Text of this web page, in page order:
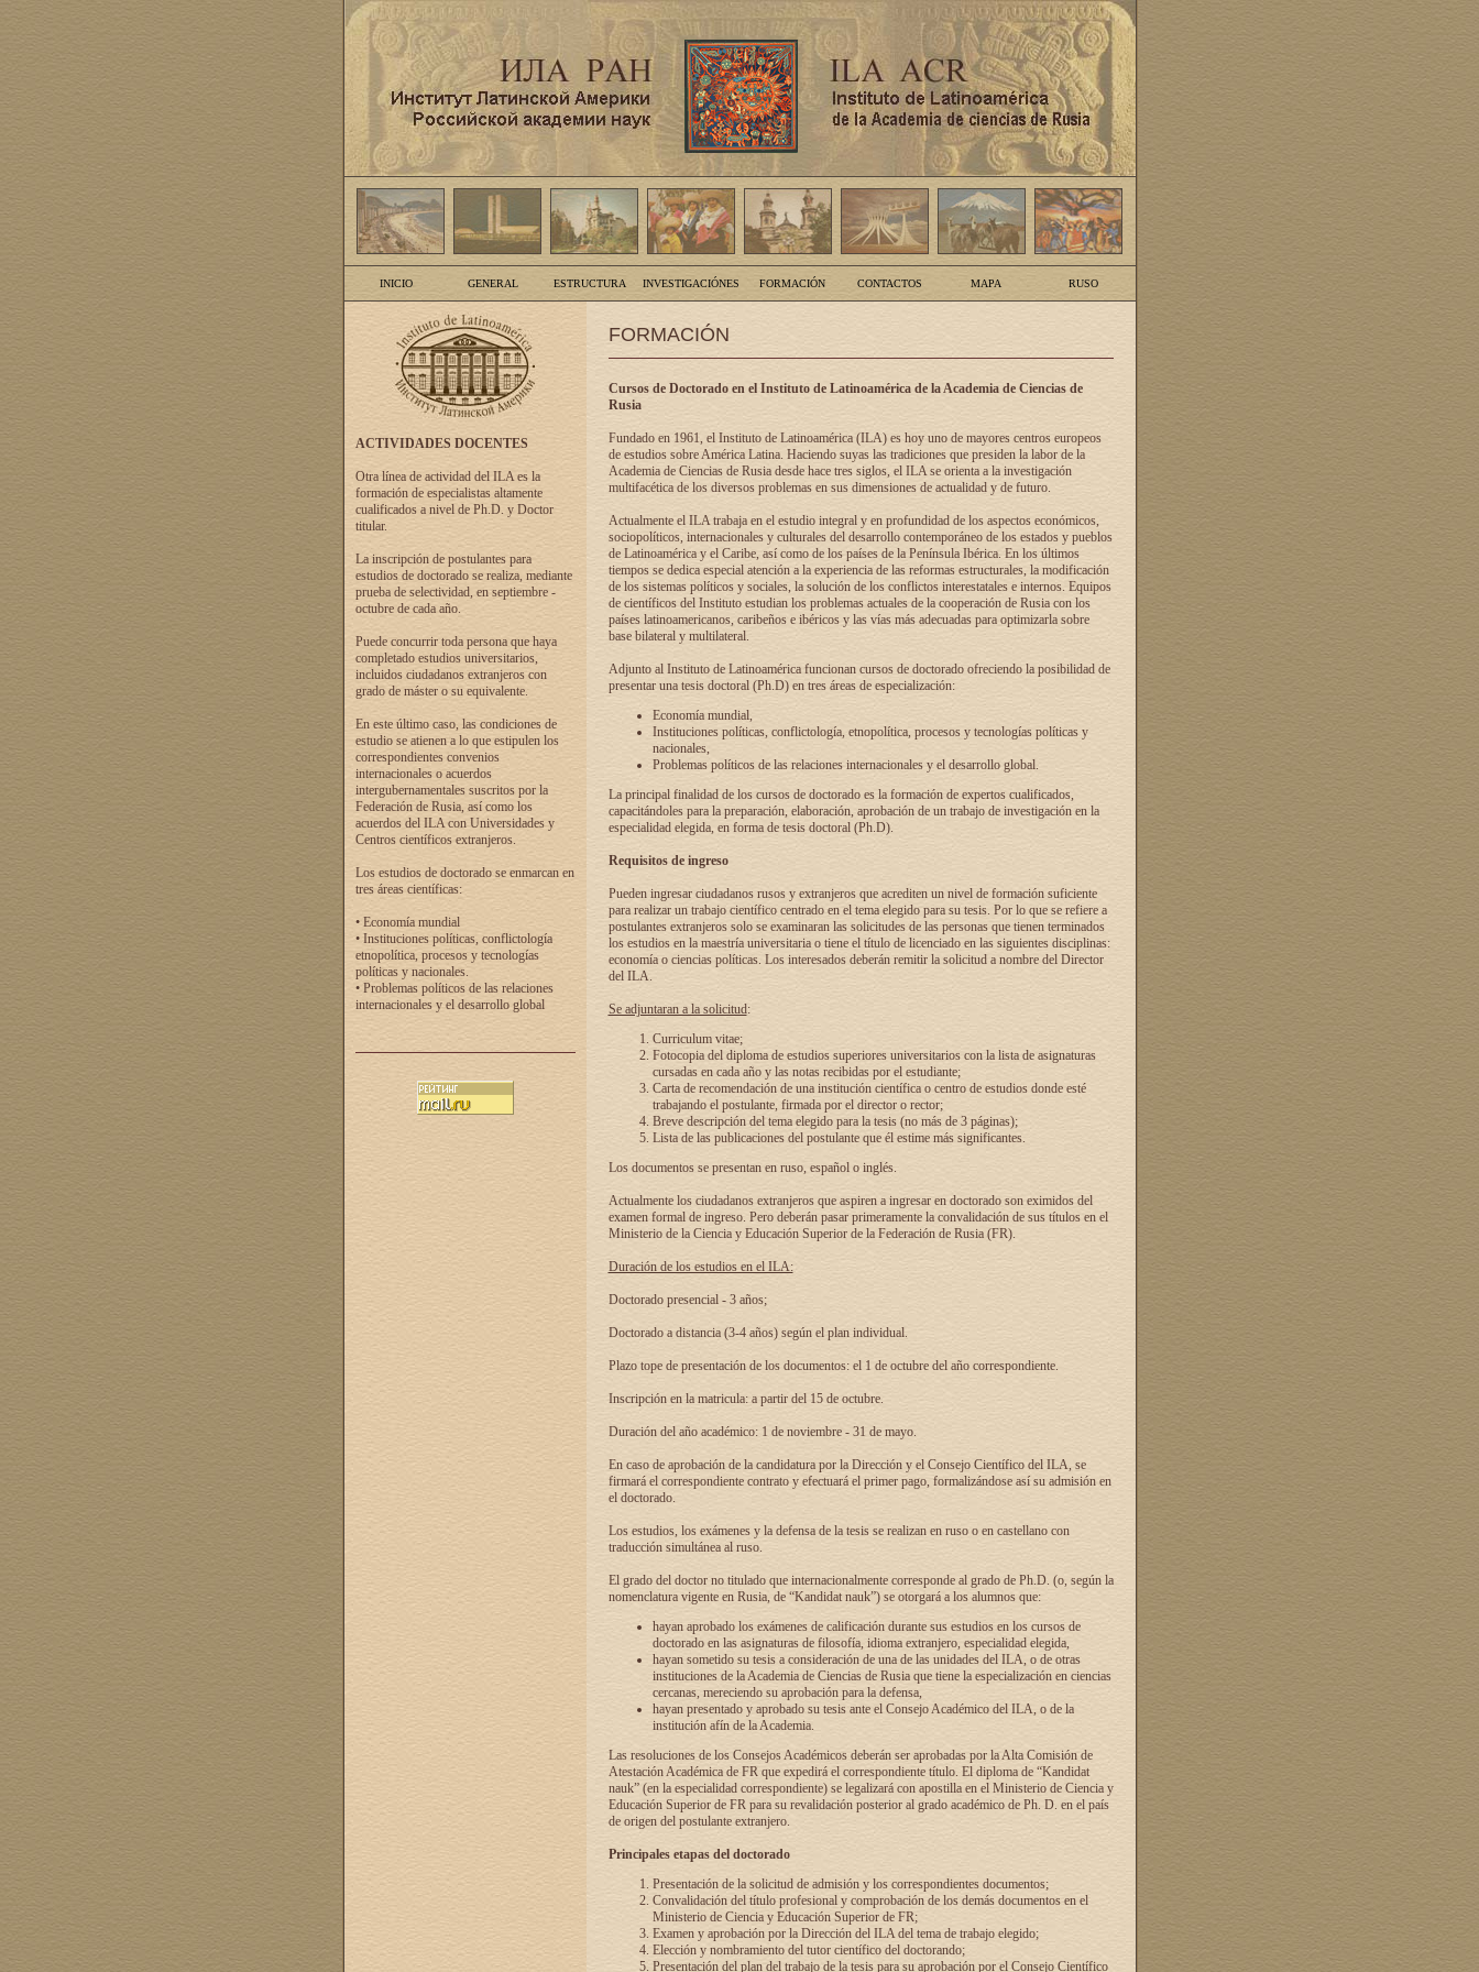
INICIO GENERAL ESTRUCTURA INVESTIGACIÓNES FORMACIÓN CONTACTOS MAPA RUSO
ACTIVIDADES DOCENTES
Otra línea de actividad del ILA es la
formación de especialistas altamente
cualificados a nivel de Ph.D. y Doctor
titular.
La inscripción de postulantes para
estudios de doctorado se realiza, mediante
prueba de selectividad, en septiembre -
octubre de cada año.
Puede concurrir toda persona que haya
completado estudios universitarios,
incluidos ciudadanos extranjeros con
grado de máster o su equivalente.
En este último caso, las condiciones de
estudio se atienen a lo que estipulen los
correspondientes convenios
internacionales o acuerdos
intergubernamentales suscritos por la
Federación de Rusia, así como los
acuerdos del ILA con Universidades y
Centros científicos extranjeros.
Los estudios de doctorado se enmarcan en
tres áreas científicas:
• Economía mundial
• Instituciones políticas, conflictología
etnopolítica, procesos y tecnologías
políticas y nacionales.
• Problemas políticos de las relaciones
internacionales y el desarrollo global
FORMACIÓN
Cursos de Doctorado en el Instituto de Latinoamérica de la Academia de Ciencias de
Rusia
Fundado en 1961, el Instituto de Latinoamérica (ILA) es hoy uno de mayores centros europeos
de estudios sobre América Latina. Haciendo suyas las tradiciones que presiden la labor de la
Academia de Ciencias de Rusia desde hace tres siglos, el ILA se orienta a la investigación
multifacética de los diversos problemas en sus dimensiones de actualidad y de futuro.
Actualmente el ILA trabaja en el estudio integral y en profundidad de los aspectos económicos,
sociopolíticos, internacionales y culturales del desarrollo contemporáneo de los estados y pueblos
de Latinoamérica y el Caribe, así como de los países de la Península Ibérica. En los últimos
tiempos se dedica especial atención a la experiencia de las reformas estructurales, la modificación
de los sistemas políticos y sociales, la solución de los conflictos interestatales e internos. Equipos
de científicos del Instituto estudian los problemas actuales de la cooperación de Rusia con los
países latinoamericanos, caribeños e ibéricos y las vías más adecuadas para optimizarla sobre
base bilateral y multilateral.
Adjunto al Instituto de Latinoamérica funcionan cursos de doctorado ofreciendo la posibilidad de
presentar una tesis doctoral (Ph.D) en tres áreas de especialización:
Economía mundial,
Instituciones políticas, conflictología, etnopolítica, procesos y tecnologías políticas y
nacionales,
Problemas políticos de las relaciones internacionales y el desarrollo global.
La principal finalidad de los cursos de doctorado es la formación de expertos cualificados,
capacitándoles para la preparación, elaboración, aprobación de un trabajo de investigación en la
especialidad elegida, en forma de tesis doctoral (Ph.D).
Requisitos de ingreso
Pueden ingresar ciudadanos rusos y extranjeros que acrediten un nivel de formación suficiente
para realizar un trabajo científico centrado en el tema elegido para su tesis. Por lo que se refiere a
postulantes extranjeros solo se examinaran las solicitudes de las personas que tienen terminados
los estudios en la maestría universitaria o tiene el título de licenciado en las siguientes disciplinas:
economía o ciencias políticas. Los interesados deberán remitir la solicitud a nombre del Director
del ILA.
Se adjuntaran a la solicitud:
Curriculum vitae;
Fotocopia del diploma de estudios superiores universitarios con la lista de asignaturas
cursadas en cada año y las notas recibidas por el estudiante;
Carta de recomendación de una institución científica o centro de estudios donde esté
trabajando el postulante, firmada por el director o rector;
Breve descripción del tema elegido para la tesis (no más de 3 páginas);
Lista de las publicaciones del postulante que él estime más significantes.
Los documentos se presentan en ruso, español o inglés.
Actualmente los ciudadanos extranjeros que aspiren a ingresar en doctorado son eximidos del
examen formal de ingreso. Pero deberán pasar primeramente la convalidación de sus títulos en el
Ministerio de la Ciencia y Educación Superior de la Federación de Rusia (FR).
Duración de los estudios en el ILA:
Doctorado presencial - 3 años;
Doctorado a distancia (3-4 años) según el plan individual.
Plazo tope de presentación de los documentos: el 1 de octubre del año correspondiente.
Inscripción en la matricula: a partir del 15 de octubre.
Duración del año académico: 1 de noviembre - 31 de mayo.
En caso de aprobación de la candidatura por la Dirección y el Consejo Científico del ILA, se
firmará el correspondiente contrato y efectuará el primer pago, formalizándose así su admisión en
el doctorado.
Los estudios, los exámenes y la defensa de la tesis se realizan en ruso o en castellano con
traducción simultánea al ruso.
El grado del doctor no titulado que internacionalmente corresponde al grado de Ph.D. (o, según la
nomenclatura vigente en Rusia, de “Kandidat nauk”) se otorgará a los alumnos que:
hayan aprobado los exámenes de calificación durante sus estudios en los cursos de
doctorado en las asignaturas de filosofía, idioma extranjero, especialidad elegida,
hayan sometido su tesis a consideración de una de las unidades del ILA, o de otras
instituciones de la Academia de Ciencias de Rusia que tiene la especialización en ciencias
cercanas, mereciendo su aprobación para la defensa,
hayan presentado y aprobado su tesis ante el Consejo Académico del ILA, o de la
institución afín de la Academia.
Las resoluciones de los Consejos Académicos deberán ser aprobadas por la Alta Comisión de
Atestación Académica de FR que expedirá el correspondiente título. El diploma de “Kandidat
nauk” (en la especialidad correspondiente) se legalizará con apostilla en el Ministerio de Ciencia y
Educación Superior de FR para su revalidación posterior al grado académico de Ph. D. en el país
de origen del postulante extranjero.
Principales etapas del doctorado
Presentación de la solicitud de admisión y los correspondientes documentos;
Convalidación del título profesional y comprobación de los demás documentos en el
Ministerio de Ciencia y Educación Superior de FR;
Examen y aprobación por la Dirección del ILA del tema de trabajo elegido;
Elección y nombramiento del tutor científico del doctorando;
Presentación del plan del trabajo de la tesis para su aprobación por el Consejo Científico